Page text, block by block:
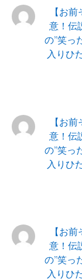
【お
意！伝
の”笑っ
入りひ
【お
意！伝
の”笑っ
入りひ
【お
意！伝
の”笑っ
入りひ